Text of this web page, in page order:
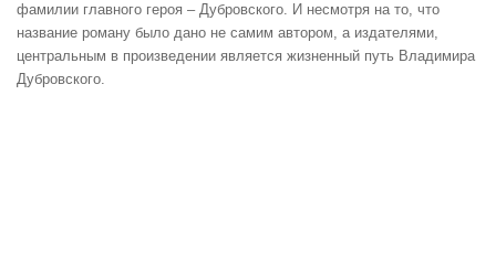
фамилии главного героя – Дубровского. И несмотря на то, что
название роману было дано не самим автором, а издателями,
центральным в произведении является жизненный путь Владимира
Дубровского.